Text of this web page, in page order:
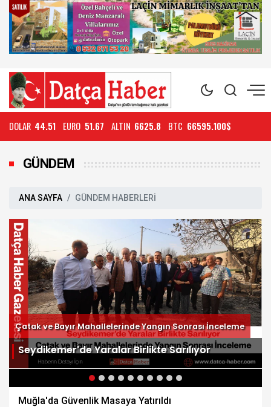
DOLAR 44.51 EURO 51.67 ALTIN 6625.8 BTC 66595.100$
GÜNDEM
ANA SAYFA GÜNDEM HABERLERİ
Çatak ve Bayır Mahallelerinde Yangın Sonrası İnceleme
Seydikemer'de Yaralar Birlikte Sarılıyor
Muğla'da Güvenlik Masaya Yatırıldı